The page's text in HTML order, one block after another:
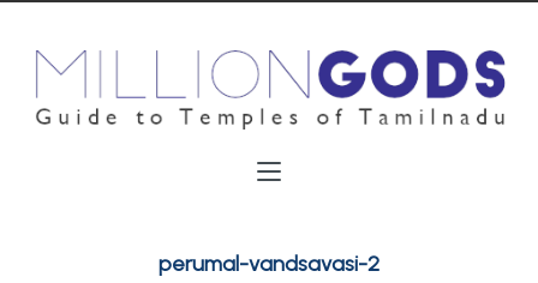
perumal-vandsavasi-2